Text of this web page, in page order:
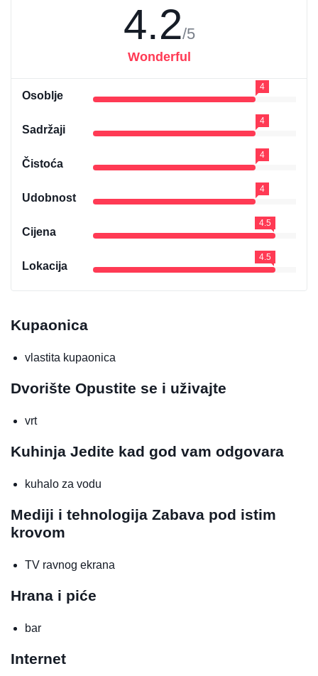
4.2/5
Wonderful
Osoblje
4
Sadržaji
4
Čistoća
4
Udobnost
4
Cijena
4.5
Lokacija
4.5
Kupaonica
vlastita kupaonica
Dvorište Opustite se i uživajte
vrt
Kuhinja Jedite kad god vam odgovara
kuhalo za vodu
Mediji i tehnologija Zabava pod istim
krovom
TV ravnog ekrana
Hrana i piće
bar
Internet